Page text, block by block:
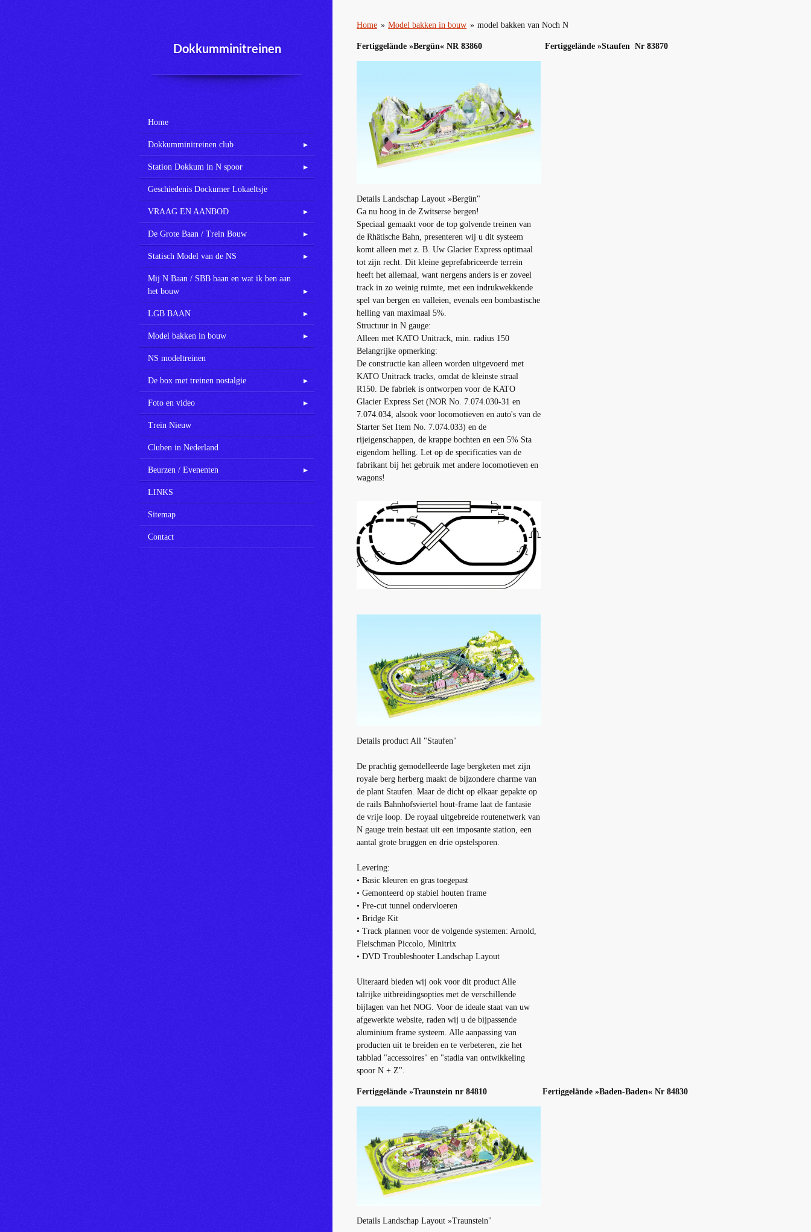
Home » Model bakken in bouw » model bakken van Noch N
Fertiggelände »Bergün« NR 83860 Fertiggelände »Staufen Nr 83870
Details Landschap Layout »Bergün"
Ga nu hoog in de Zwitserse bergen!
Speciaal gemaakt voor de top golvende treinen van
de Rhätische Bahn
presenteren wij u dit systeem
komt alleen met z B. Uw Glacier Express optimaal
tot zijn recht Dit kleine geprefabriceerde terrein
heeft het allemaal
want nergens anders is er zoveel
track in zo weinig ruimte met een indrukwekkende
spel van bergen en valleien evenals een bombastische
helling van maximaal 5%
Structuur in N gauge:
Alleen met KATO Unitrack min radius 150
Belangrijke opmerking:
De constructie kan alleen worden uitgevoerd met
KATO Unitrack tracks , omdat de kleinste straal
R150 De fabriek is ontworpen voor de KATO
Glacier Express Set (NOR No. 7.074.030-31 en
7.074.034 alsook voor locomotieven en auto's van de
Starter Set Item No. 7.074.033) en de
rijeigenschappen
de krappe bochten en een 5% Sta
eigendom helling. Let op de specificaties van de
fabrikant bij het gebruik met andere locomotieven en
wagons!
Details product All "Staufen"
De prachtig gemodelleerde lage bergketen met zijn
royale berg herberg maakt de bijzondere charme van
de plant Staufen.Maar de dicht op elkaar gepakte op
de rails Bahnhofsviertel hout-frame laat de fantasie
de vrije loop.De royaal uitgebreide routenetwerk van
N gauge trein bestaat uit een imposante station, een
aantal grote bruggen en drie opstelsporen.
Levering:
• Basic kleuren en gras toegepast
• Gemonteerd op stabiel houten frame
• Pre-cut tunnel ondervloeren
• Bridge Kit
• Track plannen voor de volgende systemen: Arnold,
Fleischman Piccolo, Minitrix
• DVD Troubleshooter Landschap Layout
Uiteraard bieden wij ook voor dit product Alle
talrijke uitbreidingsopties met de verschillende
bijlagen van het NOG.Voor de ideale staat van uw
afgewerkte website, raden wij u de bijpassende
aluminium frame systeem.Alle aanpassing van
producten uit te breiden en te verbeteren, zie het
tabblad "accessoires" en "stadia van ontwikkeling
spoor N + Z".
Fertiggelände »Traunstein nr 84810 Fertiggelände »Baden-Baden« Nr 84830
Details Landschap Layout »Traunstein"
Dokkumminitreinen
Home
Dokkumminitreinen club
Station Dokkum in N spoor
Geschiedenis Dockumer Lokaeltsje
VRAAG EN AANBOD
De Grote Baan / Trein Bouw
Statisch Model van de NS
Mij N Baan / SBB baan en wat ik ben aan
het bouw
LGB BAAN
Model bakken in bouw
NS modeltreinen
De box met treinen nostalgie
Foto en video
Trein Nieuw
Cluben in Nederland
Beurzen / Evenenten
LINKS
Sitemap
Contact